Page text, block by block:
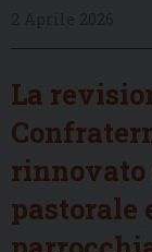
La
pastorale